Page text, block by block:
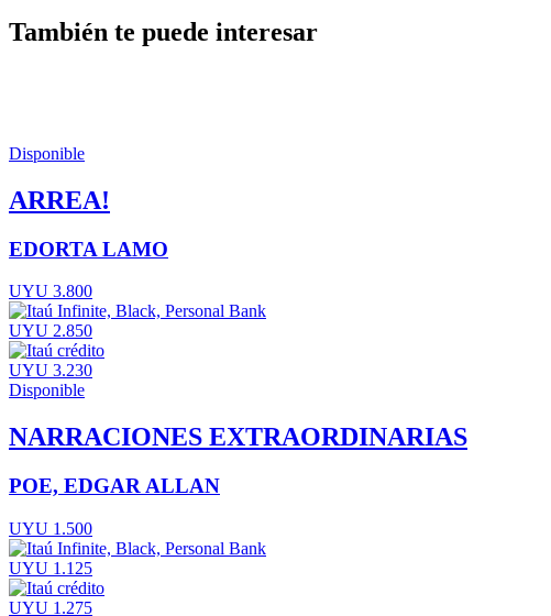
También te puede interesar
Disponible
ARREA!
EDORTA LAMO
UYU 3.800
UYU 2.850
UYU 3.230
Disponible
NARRACIONES EXTRAORDINARIAS
POE, EDGAR ALLAN
UYU 1.500
UYU 1.125
UYU 1.275